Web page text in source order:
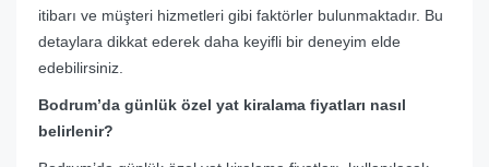
itibarı ve müşteri hizmetleri gibi faktörler bulunmaktadır. Bu
detaylara dikkat ederek daha keyifli bir deneyim elde
edebilirsiniz.
Bodrum’da günlük özel yat kiralama fiyatları nasıl
belirlenir?